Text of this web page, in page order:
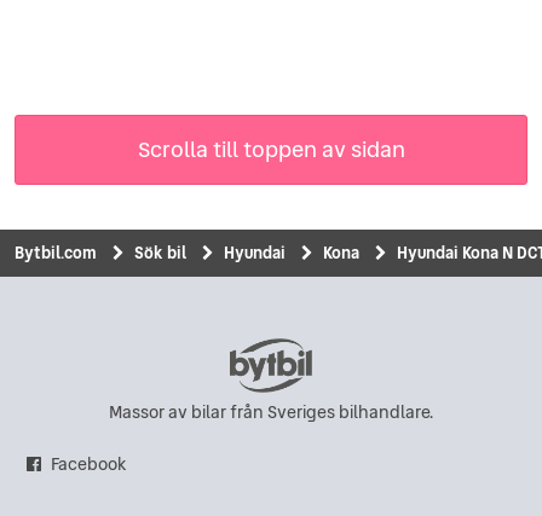
Scrolla till toppen av sidan
Bytbil.com Sök bil Hyundai Kona Hyundai Kona N
Massor av bilar från Sveriges bilhandlare.
Facebook